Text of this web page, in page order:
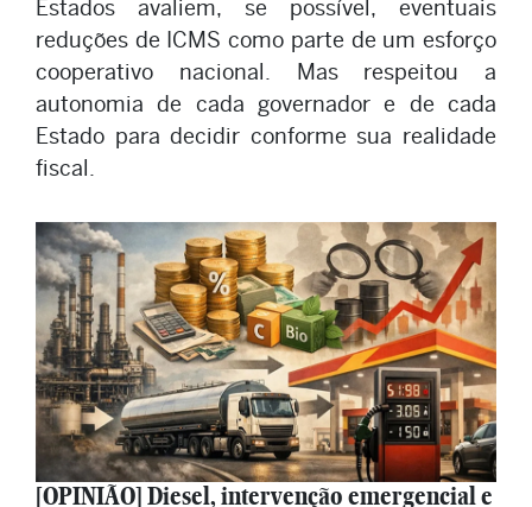
Estados avaliem, se possível, eventuais
reduções de ICMS como parte de um esforço
cooperativo nacional. Mas respeitou a
autonomia de cada governador e de cada
Estado para decidir conforme sua realidade
fiscal.
[OPINIÃO] Diesel, intervenção emergencial e